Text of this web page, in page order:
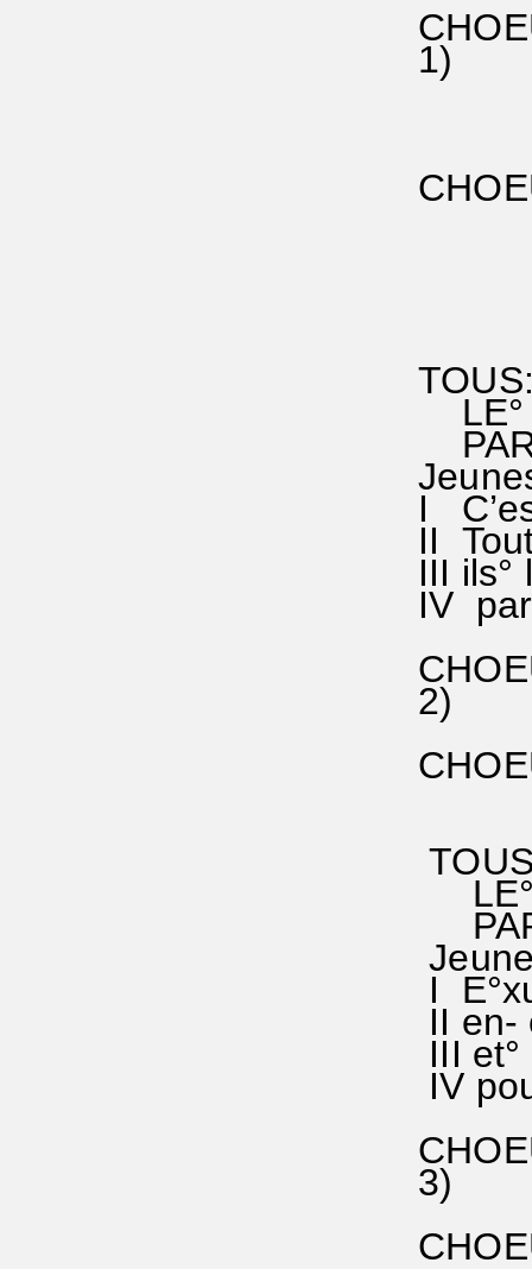
1)
fa fa
LE°
I
II
III ils°
IV
2)
de
LE°
I
II en-
III
IV
3)
qui